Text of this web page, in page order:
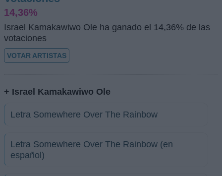
14,36%
Israel Kamakawiwo Ole ha ganado el 14,36% de las
votaciones
VOTAR ARTISTAS
+ Israel Kamakawiwo Ole
Letra Somewhere Over The Rainbow
Letra Somewhere Over The Rainbow (en
español)